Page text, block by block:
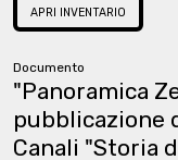
APRI INVENTARIO
Documento
"Panoramica
pubblicazione
Canali "Storia